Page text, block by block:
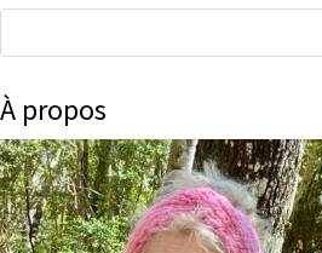
À propos